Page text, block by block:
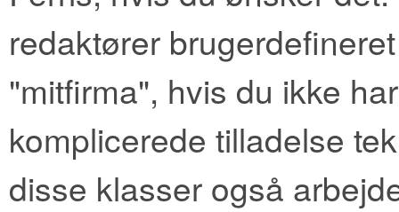
redaktører
"mitfirma", hvis du ikke
komplicerede tilladelse
disse klasser også